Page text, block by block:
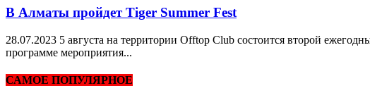
В Алматы пройдет Tiger Summer Fest
28.07.2023 5 августа на территории Offtop Club состоится второй
программе мероприятия...
САМОЕ ПОПУЛЯРНОЕ